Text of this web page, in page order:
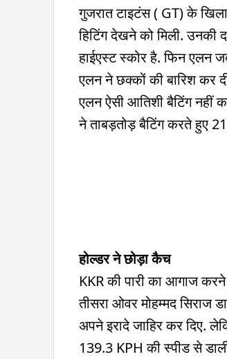
गुजरात टाइटंस ( GT) के
हिटिंग देखने को मिली. उनकी
हाईएस्ट स्कोर है. फिन एलन
एलन ने छक्कों की बारिश कर
एलन ऐसी आतिशी बैटिंग नहीं
ने ताबड़तोड़ बैटिंग करते हुए
होल्डर ने छोड़ा कैच
KKR की पारी का आगाज
तीसरा ओवर मोहम्मद सिराज
अपने इरादे जाहिर कर दिए.
139.3 KPH की स्पीड से